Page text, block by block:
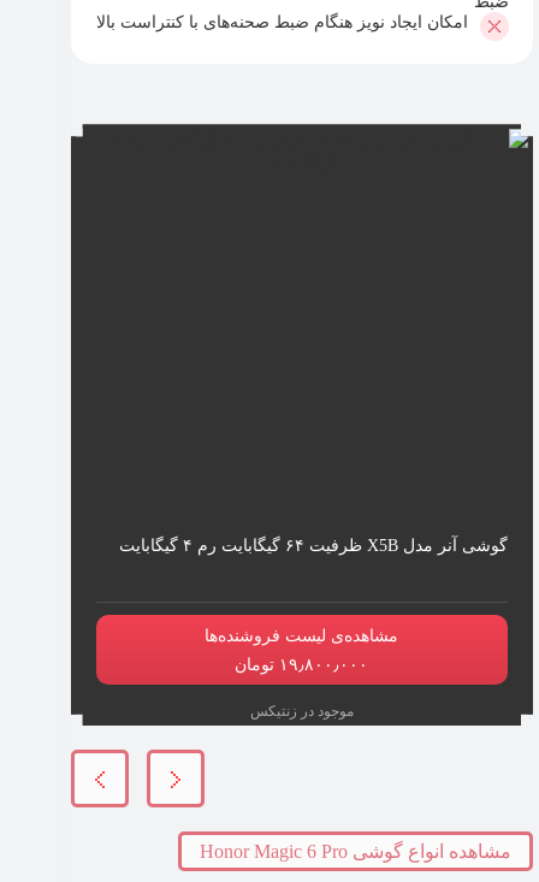
امکان ایجاد نویز هنگام ضبط صحنه‌های با کنتراست بالا
گوشی آنر مدل X5B ظرفیت ۶۴ گیگابایت رم ۴ گیگابایت
مشاهده‌ی لیست فروشنده‌ها
۱۹٫۸۰۰٫۰۰۰ تومان
موجود در زنتیکس
مشاهده انواع گوشی Honor Magic 6 Pro